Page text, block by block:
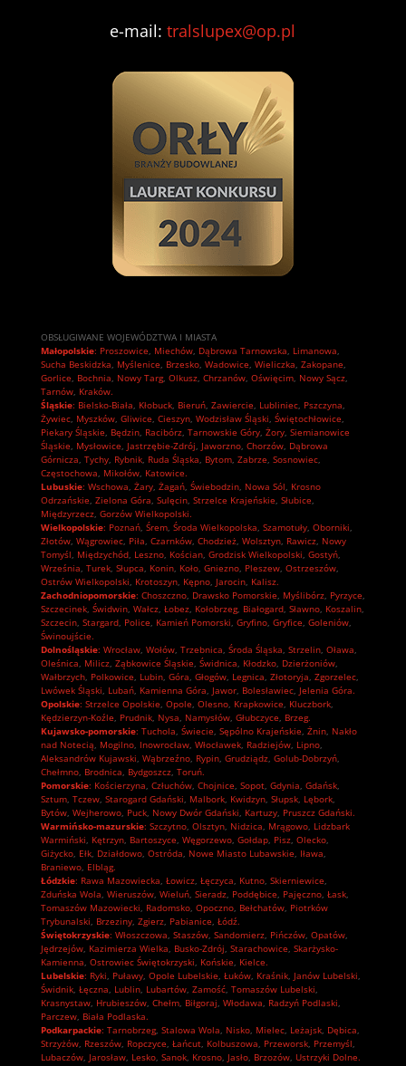
e-mail:tralslupex@op.pl
OBSŁUGIWANE WOJEWÓDZTWA I MIASTA
Małopolskie: Proszowice, Miechów, Dąbrowa Tarnowska, Limanowa,
Sucha Beskidzka, Myślenice, Brzesko, Wadowice, Wieliczka, Zakopane,
Gorlice, Bochnia, Nowy Targ, Olkusz, Chrzanów, Oświęcim, Nowy Sącz,
Tarnów, Kraków.
Śląskie: Bielsko-Biała, Kłobuck, Bieruń, Zawiercie, Lubliniec, Pszczyna,
Żywiec, Myszków, Gliwice, Cieszyn, Wodzisław Śląski, Świętochłowice,
Piekary Śląskie, Będzin, Racibórz, Tarnowskie Góry, Żory, Siemianowice
Śląskie, Mysłowice, Jastrzębie-Zdrój, Jaworzno, Chorzów, Dąbrowa
Górnicza, Tychy, Rybnik, Ruda Śląska, Bytom, Zabrze, Sosnowiec,
Częstochowa, Mikołów, Katowice.
Lubuskie: Wschowa, Żary, Żagań, Świebodzin, Nowa Sól, Krosno
Odrzańskie, Zielona Góra, Sulęcin, Strzelce Krajeńskie, Słubice,
Międzyrzecz, Gorzów Wielkopolski.
Wielkopolskie: Poznań, Śrem, Środa Wielkopolska, Szamotuły, Oborniki,
Złotów, Wągrowiec, Piła, Czarnków, Chodzież, Wolsztyn, Rawicz, Nowy
Tomyśl, Międzychód, Leszno, Kościan, Grodzisk Wielkopolski, Gostyń,
Września, Turek, Słupca, Konin, Koło, Gniezno, Pleszew, Ostrzeszów,
Ostrów Wielkopolski, Krotoszyn, Kępno, Jarocin, Kalisz.
Zachodniopomorskie: Choszczno, Drawsko Pomorskie, Myślibórz, Pyrzyce,
Szczecinek, Świdwin, Wałcz, Łobez, Kołobrzeg, Białogard, Sławno, Koszalin,
Szczecin, Stargard, Police, Kamień Pomorski, Gryfino, Gryfice, Goleniów,
Świnoujście.
Dolnośląskie: Wrocław, Wołów, Trzebnica, Środa Śląska, Strzelin, Oława,
Oleśnica, Milicz, Ząbkowice Śląskie, Świdnica, Kłodzko, Dzierżoniów,
Wałbrzych, Polkowice, Lubin, Góra, Głogów, Legnica, Złotoryja, Zgorzelec,
Lwówek Śląski, Lubań, Kamienna Góra, Jawor, Bolesławiec, Jelenia Góra.
Opolskie: Strzelce Opolskie, Opole, Olesno, Krapkowice, Kluczbork,
Kędzierzyn-Koźle, Prudnik, Nysa, Namysłów, Głubczyce, Brzeg.
Kujawsko-pomorskie: Tuchola, Świecie, Sępólno Krajeńskie, Żnin, Nakło
nad Notecią, Mogilno, Inowrocław, Włocławek, Radziejów, Lipno,
Aleksandrów Kujawski, Wąbrzeźno, Rypin, Grudziądz, Golub-Dobrzyń,
Chełmno, Brodnica, Bydgoszcz, Toruń.
Pomorskie: Kościerzyna, Człuchów, Chojnice, Sopot, Gdynia, Gdańsk,
Sztum, Tczew, Starogard Gdański, Malbork, Kwidzyn, Słupsk, Lębork,
Bytów, Wejherowo, Puck, Nowy Dwór Gdański, Kartuzy, Pruszcz Gdański.
Warmińsko-mazurskie: Szczytno, Olsztyn, Nidzica, Mrągowo, Lidzbark
Warmiński, Kętrzyn, Bartoszyce, Węgorzewo, Gołdap, Pisz, Olecko,
Giżycko, Ełk, Działdowo, Ostróda, Nowe Miasto Lubawskie, Iława,
Braniewo, Elbląg.
Łódzkie: Rawa Mazowiecka, Łowicz, Łęczyca, Kutno, Skierniewice,
Zduńska Wola, Wieruszów, Wieluń, Sieradz, Poddębice, Pajęczno, Łask,
Tomaszów Mazowiecki, Radomsko, Opoczno, Bełchatów, Piotrków
Trybunalski, Brzeziny, Zgierz, Pabianice, Łódź.
Świętokrzyskie: Włoszczowa, Staszów, Sandomierz, Pińczów, Opatów,
Jędrzejów, Kazimierza Wielka, Busko-Zdrój, Starachowice, Skarżysko-
Kamienna, Ostrowiec Świętokrzyski, Końskie, Kielce.
Lubelskie: Ryki, Puławy, Opole Lubelskie, Łuków, Kraśnik, Janów Lubelski,
Świdnik, Łęczna, Lublin, Lubartów, Zamość, Tomaszów Lubelski,
Krasnystaw, Hrubieszów, Chełm, Biłgoraj, Włodawa, Radzyń Podlaski,
Parczew, Biała Podlaska.
Podkarpackie: Tarnobrzeg, Stalowa Wola, Nisko, Mielec, Leżajsk, Dębica,
Strzyżów, Rzeszów, Ropczyce, Łańcut, Kolbuszowa, Przeworsk, Przemyśl,
Lubaczów, Jarosław, Lesko, Sanok, Krosno, Jasło, Brzozów, Ustrzyki Dolne.